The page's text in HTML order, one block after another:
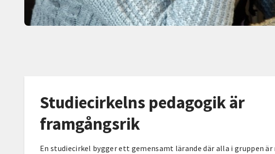
Studiecirkelns pedagogik är
framgångsrik
En studiecirkel bygger ett gemensamt lärande där alla i gruppen är